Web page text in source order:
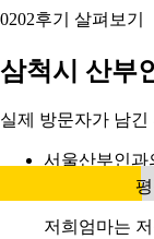
0202후기 살펴보기
삼척시 산부
실제 방문자가 남긴
서울산부인과
저희엄마는